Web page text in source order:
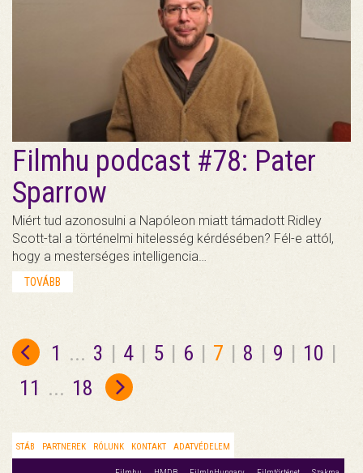
Filmhu podcast #78: Pater
Sparrow
Miért tud azonosulni a Napóleon miatt támadott Ridley
Scott-tal a történelmi hitelesség kérdésében? Fél-e attól,
hogy a mesterséges intelligencia…
TOVÁBB
1 ... 3 | 4 | 5 | 6 | 7 | 8 | 9 | 10 |
11 ... 18
STÁB PARTNEREK RÓLUNK KONTAKT ADATVÉDELEM